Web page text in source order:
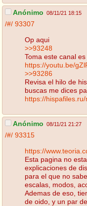
Anónimo 08/11/21 18:15
/#/ 93307
Op aqui
>>93248
Toma este canal
https://youtu.be/
>>93286
Revisa el hilo de
buscas me dices
https://
Anónimo 08/11/21 21:27
/#/ 93315
https://
Esta pagina no
explicaciones de
para el que no
escalas, modos,
Ademas de eso,
de oido, y un par